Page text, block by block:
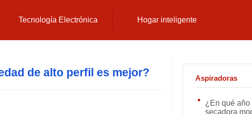
Tecnología Electrónica Hogar inteligente
de alto perfil es mejor? Aspiradoras
¿En qué año
secadora